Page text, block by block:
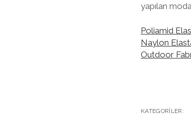
yapılan
Poliamid
Naylon
Outdoor
KATEGORILER: